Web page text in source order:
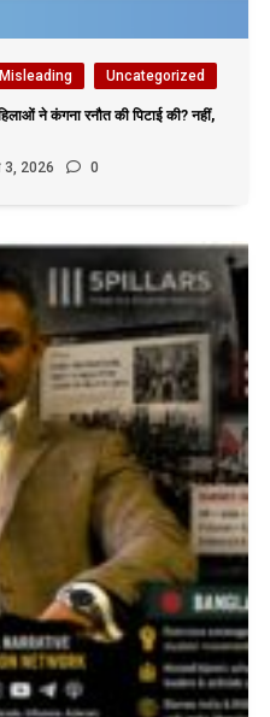
Misleading Uncategorized
ने कंगना रनौत की पिटाई की? नहीं,
3, 2026 0